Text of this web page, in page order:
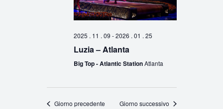
Navigazione
2025 . 11 . 09 -2026 . 01 . 25
Luzia – Atlanta
Big Top - Atlantic StationAtlanta
Giorno precedente Giorno successivo